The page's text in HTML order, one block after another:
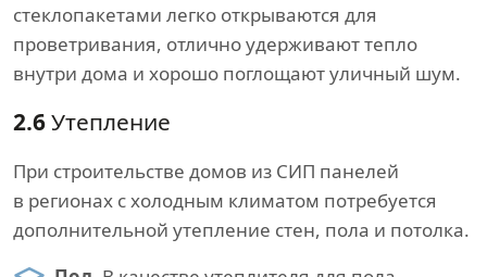
стеклопакетами легко открываются для
проветривания, отлично удерживают тепло
внутри дома и хорошо поглощают уличный шум.
2.6Утепление
При строительстве домов из СИП панелей
в регионах с холодным климатом потребуется
дополнительной утепление стен, пола и потолка.